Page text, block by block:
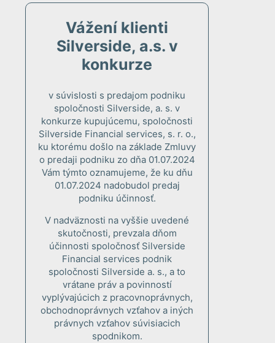
Vážení klienti
Silverside, a.s. v
konkurze
v súvislosti s predajom podniku
spoločnosti Silverside, a. s. v
konkurze kupujúcemu, spoločnosti
Silverside Financial services, s. r. o.,
ku ktorému došlo na základe Zmluvy
o predaji podniku zo dňa 01.07.2024
Vám týmto oznamujeme, že ku dňu
01.07.2024 nadobudol predaj
podniku účinnosť.
V nadväznosti na vyššie uvedené
skutočnosti, prevzala dňom
účinnosti spoločnosť Silverside
Financial services podnik
spoločnosti Silverside a. s., a to
vrátane práv a povinností
vyplývajúcich z pracovnoprávnych,
obchodnoprávnych vzťahov a iných
právnych vzťahov súvisiacich
spodnikom.